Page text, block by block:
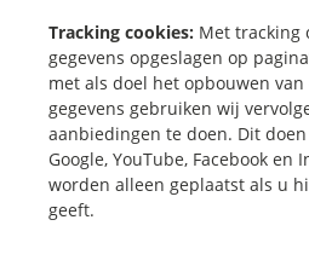
Tracking cookies: Met tracking
gegevens opgeslagen op
met als doel het opbouwen van
gegevens gebruiken wij
aanbiedingen te doen. Dit doen
Google, YouTube, Facebook en
worden alleen geplaatst als u
geeft.